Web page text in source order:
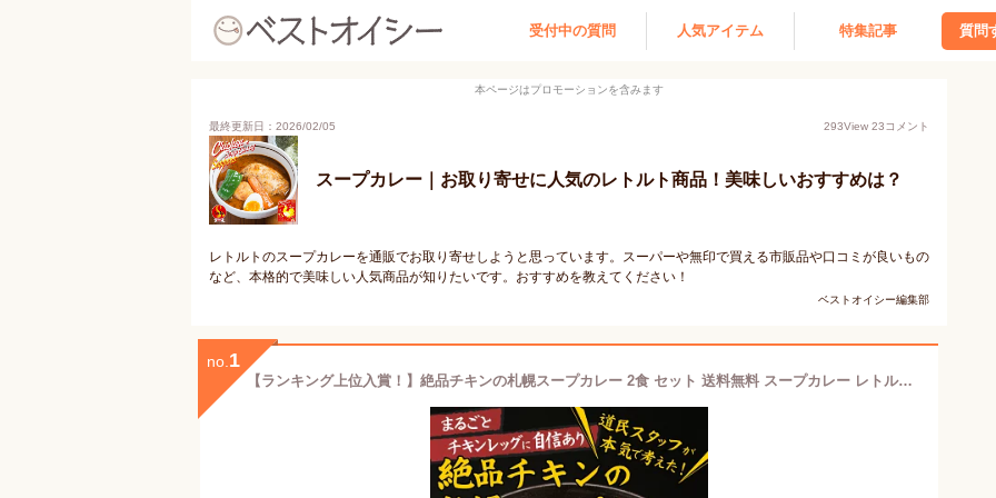
受付中の質問 人気アイテム 特集記事 質問
本ページはプロモーションを含みます
最終更新日：2026/02/05 293View 23コメント
スープカレー｜お取り寄せに人気のレトルト商品！美味しいおすすめは？
レトルトのスープカレーを通販でお取り寄せしようと思っています。スーパーや無印で買える市販品や口コミが良いもの
など、本格的で美味しい人気商品が知りたいです。おすすめを教えてください！
ベストオイシー編集部
no. 1
【ランキング上位入賞！】絶品チキンの札幌スープカレー 2食 セット 送料無料 スープカレー レトルト 人気 カレースープ チキンレッグ スープカレー 北海道 レトルトスープカレー スパイスカレー 保存食 非常食セット ギフト 食品 おとりよせグルメ